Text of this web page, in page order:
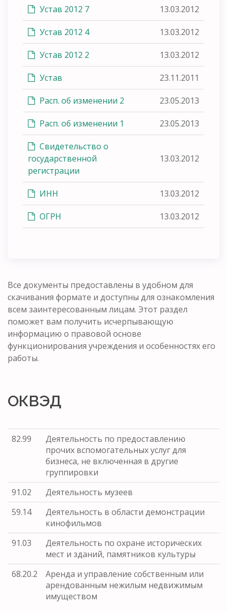
Устав 2012 7 13.03.2012
Устав 2012 4 13.03.2012
Устав 2012 2 13.03.2012
Устав 23.11.2011
Расп. об изменении 2 23.05.2013
Расп. об изменении 1 23.05.2013
Свидетельство о
государственной
регистрации
13.03.2012
ИНН 13.03.2012
ОГРН 13.03.2012
Все документы предоставлены в удобном для
скачивания формате и доступны для ознакомления
всем заинтересованным лицам. Этот раздел
поможет вам получить исчерпывающую
информацию о правовой основе
функционирования учреждения и особенностях его
работы.
ОКВЭД
82.99
Деятельность по предоставлению
прочих вспомогательных услуг для
бизнеса, не включенная в другие
группировки
91.02
Деятельность музеев
59.14
Деятельность в области демонстрации
кинофильмов
91.03
Деятельность по охране исторических
мест и зданий, памятников культуры
68.20.2
Аренда и управление собственным или
арендованным нежилым недвижимым
имуществом